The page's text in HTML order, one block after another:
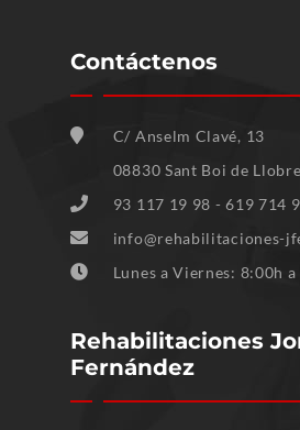
Contáctenos
C/ Anselm Clavé, 13
08830 Sant Boi de
93 117 19 98 - 619 714
info@rehabilitaciones-
Lunes a Viernes: 8:00h
Rehabilitaciones
Fernández